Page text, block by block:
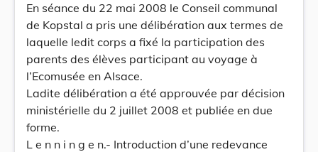
En séance du 22 mai 2008 le Conseil communal
de Kopstal a pris une délibération aux termes de
laquelle ledit corps a fixé la participation des
parents des élèves participant au voyage à
l’Ecomusée en Alsace.
Ladite délibération a été approuvée par décision
ministérielle du 2 juillet 2008 et publiée en due
forme.
L e n n i n g e n.- Introduction d’une redevance